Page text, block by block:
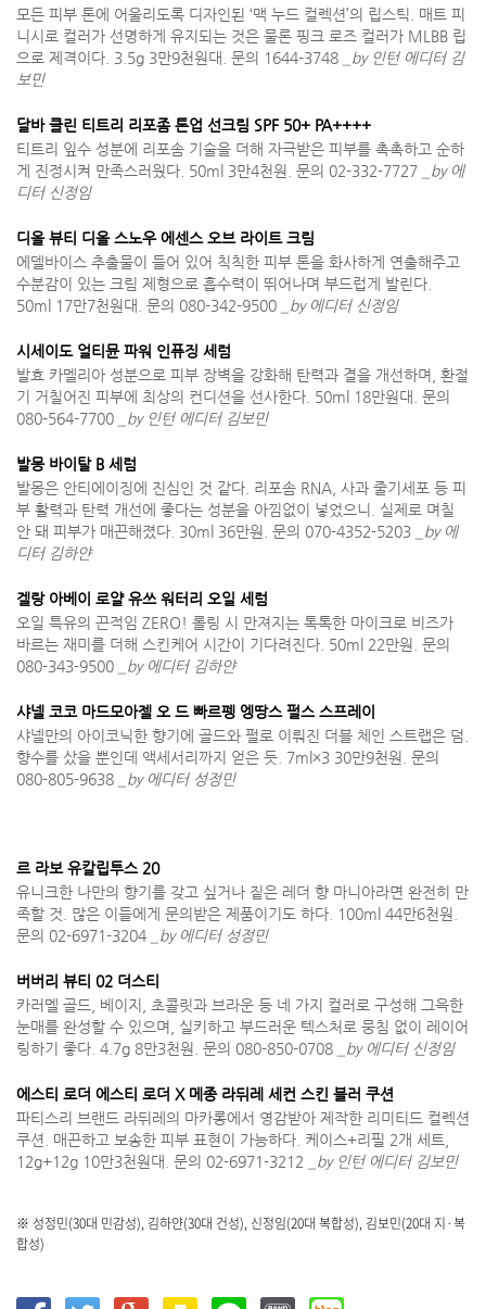
모든 피부 톤에 어울리도록 디자인된 ‘맥 누드 컬렉션’의 립스틱. 매트 피
니시로 컬러가 선명하게 유지되는 것은 물론 핑크 로즈 컬러가 MLBB 립
으로 제격이다. 3.5g 3만9천원대. 문의 1644-3748
_by 인턴 에디터 김
보민
달바 클린 티트리 리포좀 톤업 선크림 SPF 50+ PA++++
티트리 잎수 성분에 리포솜 기술을 더해 자극받은 피부를 촉촉하고 순하
게 진정시켜 만족스러웠다. 50ml 3만4천원. 문의 02-332-7727
_by 에
디터 신정임
디올 뷰티 디올 스노우 에센스 오브 라이트 크림
에델바이스 추출물이 들어 있어 칙칙한 피부 톤을 화사하게 연출해주고
수분감이 있는 크림 제형으로 흡수력이 뛰어나며 부드럽게 발린다.
50ml 17만7천원대. 문의 080-342-9500 _by 에디터 신정임
시세이도 얼티뮨 파워 인퓨징 세럼
발효 카멜리아 성분으로 피부 장벽을 강화해 탄력과 결을 개선하며, 환절
기 거칠어진 피부에 최상의 컨디션을 선사한다. 50ml 18만원대. 문의
080-564-7700
_by 인턴 에디터 김보민
발몽 바이탈 B 세럼
발몽은 안티에이징에 진심인 것 같다. 리포솜 RNA, 사과 줄기세포 등 피
부 활력과 탄력 개선에 좋다는 성분을 아낌없이 넣었으니. 실제로 며칠
안 돼 피부가 매끈해졌다. 30ml 36만원. 문의 070-4352-5203 _by 에
디터 김하얀
겔랑 아베이 로얄 유쓰 워터리 오일 세럼
오일 특유의 끈적임 ZERO! 롤링 시 만져지는 톡톡한 마이크로 비즈가
바르는 재미를 더해 스킨케어 시간이 기다려진다. 50ml 22만원. 문의
080-343-9500
_by 에디터 김하얀
샤넬 코코 마드모아젤 오 드 빠르펭 엥땅스 펄스 스프레이
샤넬만의 아이코닉한 향기에 골드와 펄로 이뤄진 더블 체인 스트랩은 덤.
향수를 샀을 뿐인데 액세서리까지 얻은 듯. 7ml×3 30만9천원. 문의
080-805-9638
_by 에디터 성정민
르 라보 유칼립투스 20
유니크한 나만의 향기를 갖고 싶거나 짙은 레더 향 마니아라면 완전히 만
족할 것. 많은 이들에게 문의받은 제품이기도 하다. 100ml 44만6천원.
문의 02-6971-3204
_by 에디터 성정민
버버리 뷰티 02 더스티
카러멜 골드, 베이지, 초콜릿과 브라운 등 네 가지 컬러로 구성해 그윽한
눈매를 완성할 수 있으며, 실키하고 부드러운 텍스처로 뭉침 없이 레이어
링하기 좋다. 4.7g 8만3천원. 문의 080-850-0708 _by 에디터 신정임
에스티 로더 에스티 로더 X 메종 라뒤레 세컨 스킨 블러 쿠션
파티스리 브랜드 라뒤레의 마카롱에서 영감받아 제작한 리미티드 컬렉션
쿠션. 매끈하고 보송한 피부 표현이 가능하다. 케이스+리필 2개 세트,
12g+12g 10만3천원대. 문의 02-6971-3212 _by 인턴 에디터 김보민
※ 성정민(30대 민감성), 김하얀(30대 건성), 신정임(20대 복합성), 김보민(20대 지·복
합성)